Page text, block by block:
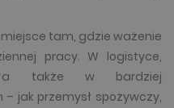
tam, gdzie ważenie
pracy. W logistyce,
a także w bardziej
jak przemysł spożywczy,